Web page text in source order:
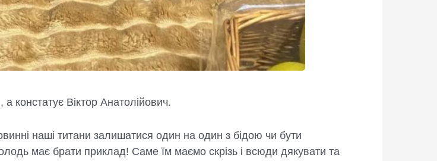
констатує Віктор Анатолійович.
наші титани залишатися один на один з бідою чи бути
має брати приклад! Саме їм маємо скрізь і всюди дякувати та